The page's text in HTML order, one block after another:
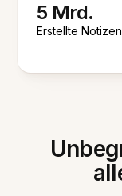
5 Mrd.
Erstellte Notizen